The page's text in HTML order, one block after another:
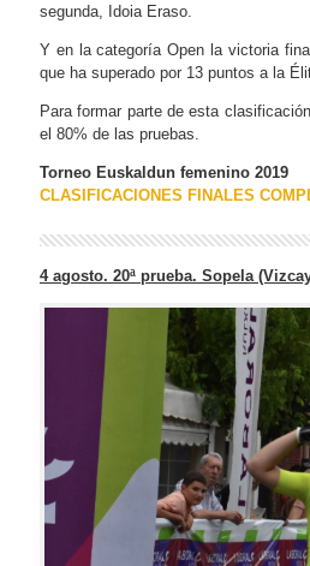
segunda, Idoia Eraso.
Y en la categoría Open la victoria
que ha superado por 13 puntos a la
Para formar parte de esta
el 80% de las pruebas.
Torneo Euskaldun femenino 2019
CLASIFICACIONES FINALES
4 agosto. 20ª prueba. Sopela